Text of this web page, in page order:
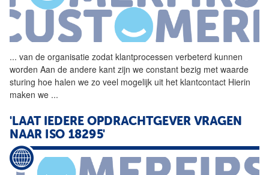
... van de organisatie zodat klantprocessen verbeterd kunnen
worden Aan de andere kant zijn we constant bezig met waarde
sturing hoe halen we zo veel mogelijk uit het klantcontact Hierin
maken we ...
'LAAT IEDERE OPDRACHTGEVER VRAGEN
NAAR ISO 18295'